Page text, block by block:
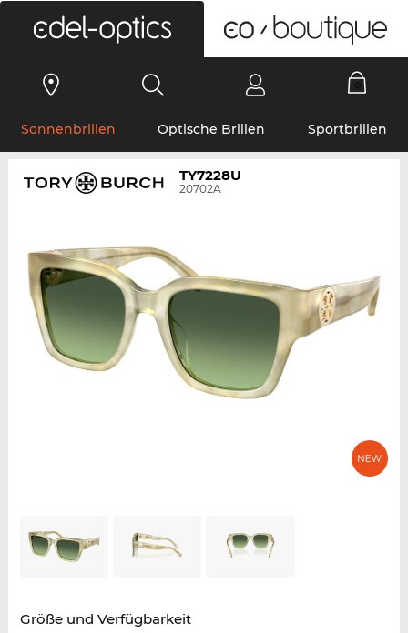
Sonnenbrillen Optische Brillen Sportbrillen
TY7228U
20702A
Größe und Verfügbarkeit